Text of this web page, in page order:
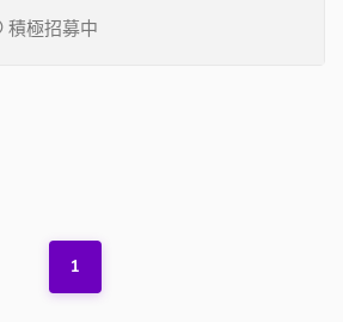
積極招募中
1